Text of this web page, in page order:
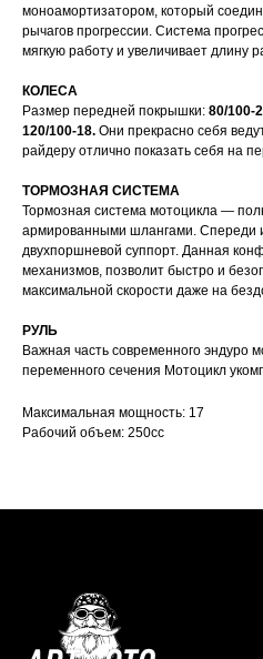
моноамортизатором, который
рычагов прогрессии. Система
мягкую работу и увеличивает длину
КОЛЕСА
Размер передней покрышки: 80/100-
120/100-18. Они прекрасно себя
райдеру отлично показать себя на
ТОРМОЗНАЯ СИСТЕМА
Тормозная система мотоцикла —
армированными шлангами. Спереди
двухпоршневой суппорт. Данная
механизмов, позволит быстро и
максимальной скорости даже на
РУЛЬ
Важная часть современного эндуро
переменного сечения Мотоцикл
Максимальная мощность: 17
Рабочий объем: 250cc